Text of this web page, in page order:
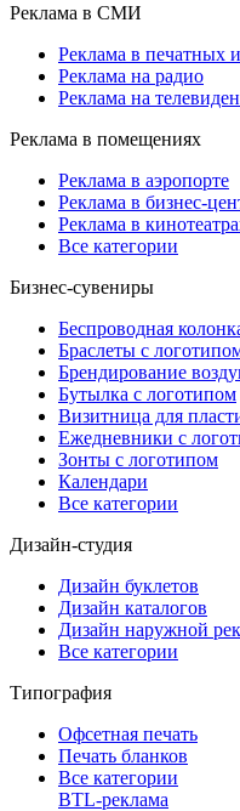
Реклама в СМИ
Реклама в печатных
Реклама на радио
Реклама на
Реклама в помещениях
Реклама в аэропорте
Реклама в бизнес-
Реклама в
Все категории
Бизнес-сувениры
Беспроводная
Браслеты с
Брендирование
Бутылка с логотипом
Визитница для
Ежедневники с
Зонты с логотипом
Календари
Все категории
Дизайн-студия
Дизайн буклетов
Дизайн каталогов
Дизайн наружной
Все категории
Типография
Офсетная печать
Печать бланков
Все категории
BTL-реклама